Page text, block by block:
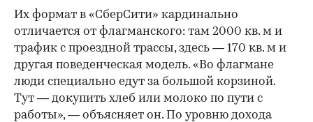
Их формат в «СберСити» кардинально
отличается от флагманского: там 2000 кв. м и
трафик с проездной трассы, здесь — 170 кв. м и
другая поведенческая модель. «Во флагмане
люди специально едут за большой корзиной.
Тут — докупить хлеб или молоко по пути с
работы», — объясняет он. По уровню дохода